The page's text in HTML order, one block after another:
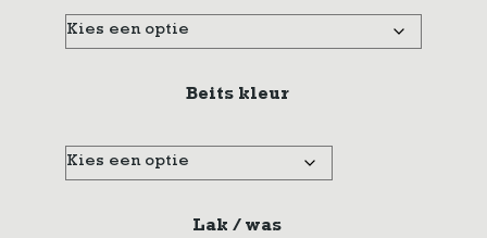
Beits kleur
Lak / was